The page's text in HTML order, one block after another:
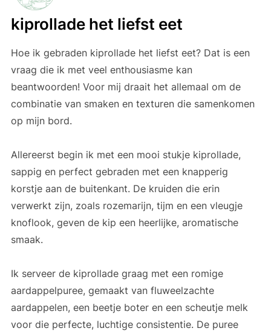
kiprollade het liefst eet
Hoe ik gebraden kiprollade het liefst eet? Dat is een
vraag die ik met veel enthousiasme kan
beantwoorden! Voor mij draait het allemaal om de
combinatie van smaken en texturen die samenkomen
op mijn bord.
Allereerst begin ik met een mooi stukje kiprollade,
sappig en perfect gebraden met een knapperig
korstje aan de buitenkant. De kruiden die erin
verwerkt zijn, zoals rozemarijn, tijm en een vleugje
knoflook, geven de kip een heerlijke, aromatische
smaak.
Ik serveer de kiprollade graag met een romige
aardappelpuree, gemaakt van fluweelzachte
aardappelen, een beetje boter en een scheutje melk
voor die perfecte, luchtige consistentie. De puree